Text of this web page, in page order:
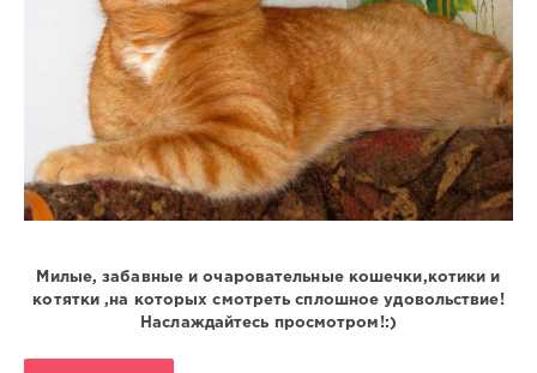
Милые, забавные и очаровательные кошечки,котики и
котятки ,на которых смотреть сплошное удовольствие!
Наслаждайтесь просмотром!:)